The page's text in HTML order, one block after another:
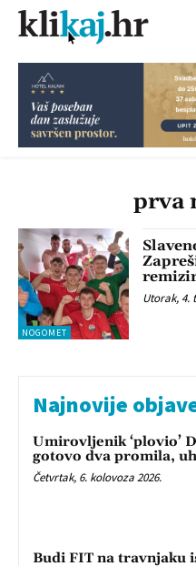
prva
NOGOMET
Utorak, 4.
Najnovije
Umirovljenik ‘plovio’
gotovo dva promila,
Četvrtak, 6. kolovoza 2026.
Budi FIT na travnjaku